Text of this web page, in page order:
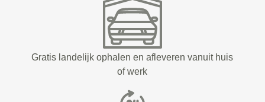
Gratis landelijk ophalen en afleveren vanuit huis
of werk